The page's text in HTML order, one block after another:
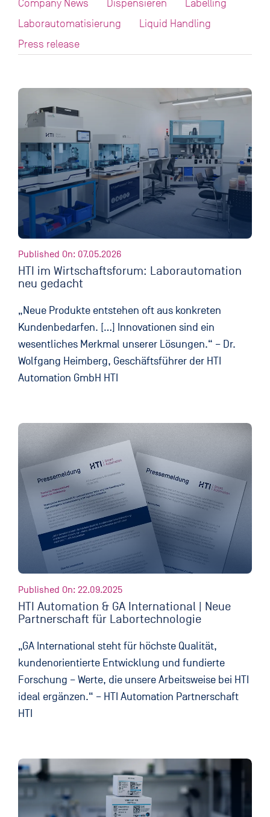
Company News
Dispensieren
Labelling
Laborautomatisierung
Liquid Handling
Press release
Published On: 07.05.2026
HTI im Wirtschaftsforum: Laborautomation
neu gedacht
„Neue Produkte entstehen oft aus konkreten
Kunden­bedarfen. […] Innovationen sind ein
wesentliches Merkmal unserer Lösungen.“ – Dr.
Wolfgang Heimberg, Geschäftsführer der HTI
Automation GmbH HTI
Published On: 22.09.2025
HTI Automation & GA International | Neue
Partnerschaft für Labortechnologie
„GA International steht für höchste Qualität,
kundenorientierte Entwicklung und fundierte
Forschung – Werte, die unsere Arbeitsweise bei HTI
ideal ergänzen.“ – HTI Automation Partnerschaft
HTI